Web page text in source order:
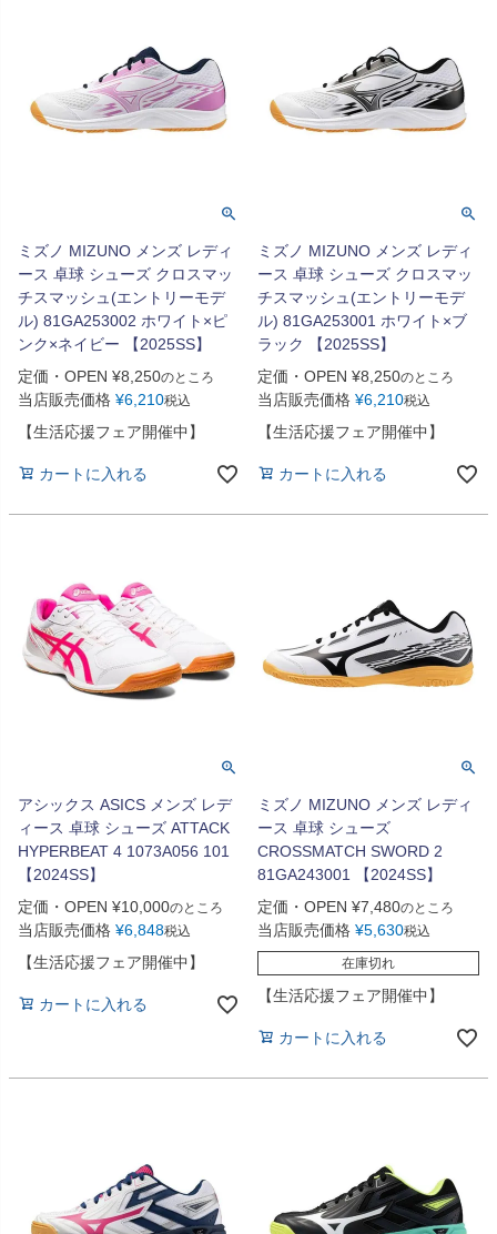
ミズノ MIZUNO メンズ レディ
ース 卓球 シューズ クロスマッ
チスマッシュ(エントリーモデ
ル) 81GA253002 ホワイト×ピ
ンク×ネイビー 【2025SS】
定価・OPEN ¥8,250のところ
当店販売価格 ¥6,210税込
【生活応援フェア開催中】
カートに入れる
ミズノ MIZUNO メンズ レディ
ース 卓球 シューズ クロスマッ
チスマッシュ(エントリーモデ
ル) 81GA253001 ホワイト×ブ
ラック 【2025SS】
定価・OPEN ¥8,250のところ
当店販売価格 ¥6,210税込
【生活応援フェア開催中】
カートに入れる
アシックス ASICS メンズ レデ
ィース 卓球 シューズ ATTACK
HYPERBEAT 4 1073A056 101
【2024SS】
定価・OPEN ¥10,000のところ
当店販売価格 ¥6,848税込
【生活応援フェア開催中】
カートに入れる
ミズノ MIZUNO メンズ レディ
ース 卓球 シューズ
CROSSMATCH SWORD 2
81GA243001 【2024SS】
定価・OPEN ¥7,480のところ
当店販売価格 ¥5,630税込
在庫切れ
【生活応援フェア開催中】
カートに入れる